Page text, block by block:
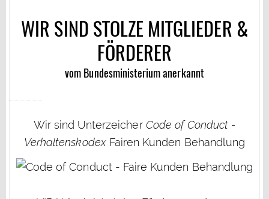
WIR SIND STOLZE MITGLIEDER &
FÖRDERER
vom Bundesministerium anerkannt
Wir sind Unterzeicher Code of Conduct -
VerhaltenskodexFairen Kunden Behandlung